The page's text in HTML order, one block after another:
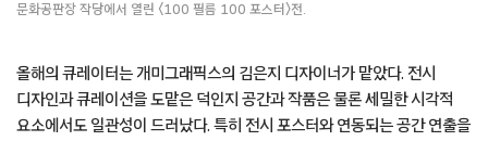
문화공판장 작당에서 열린 〈100 필름 100 포스터〉전.
올해의 큐레이터는 개미그래픽스의 김은지 디자이너가 맡았다. 전시
디자인과 큐레이션을 도맡은 덕인지 공간과 작품은 물론 세밀한 시각적
요소에서도 일관성이 드러났다. 특히 전시 포스터와 연동되는 공간 연출을